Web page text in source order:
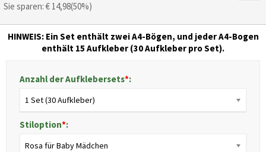
Sie sparen: € 14,98(50%)
HINWEIS: Ein Set enthält zwei A4-Bögen, und jeder A4-Bogen
enthält 15 Aufkleber (30 Aufkleber pro Set).
Anzahl der Aufklebersets*:
1 Set (30 Aufkleber)
Stiloption*:
Rosa für Baby Mädchen